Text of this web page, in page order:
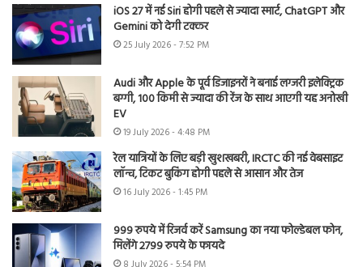
iOS 27 में नई Siri होगी पहले से ज्यादा स्मार्ट, ChatGPT और
Gemini को देगी टक्कर
25 July 2026 - 7:52 PM
Audi और Apple के पूर्व डिजाइनरों ने बनाई लग्जरी इलेक्ट्रिक
बग्गी, 100 किमी से ज्यादा की रेंज के साथ आएगी यह अनोखी
EV
19 July 2026 - 4:48 PM
रेल यात्रियों के लिए बड़ी खुशखबरी, IRCTC की नई वेबसाइट
लॉन्च, टिकट बुकिंग होगी पहले से आसान और तेज
16 July 2026 - 1:45 PM
999 रुपये में रिजर्व करें Samsung का नया फोल्डेबल फोन,
मिलेंगे 2799 रुपये के फायदे